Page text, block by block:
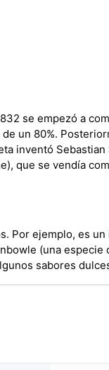
se empezó a
un 80%.
inventó
que se vendía
Por ejemplo, es
(una especie
sabores